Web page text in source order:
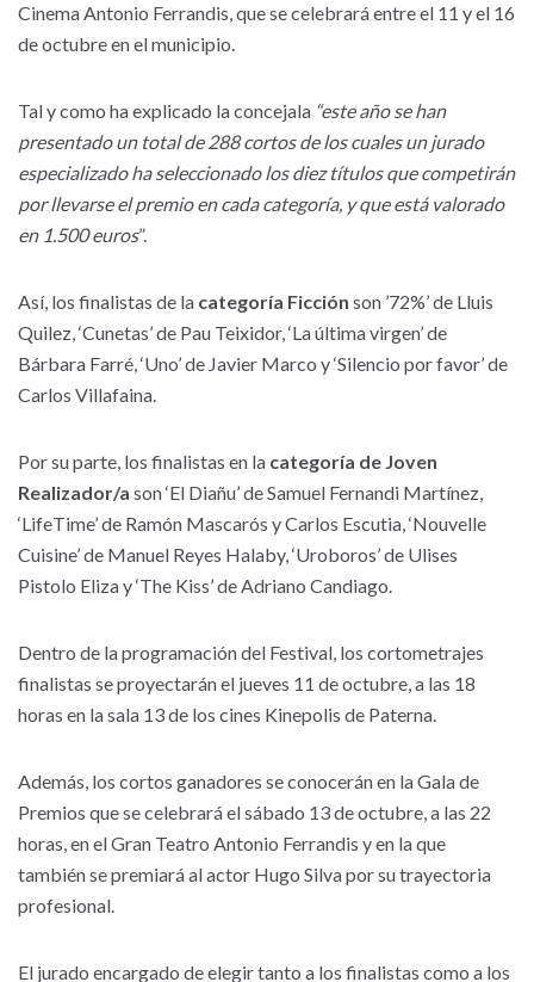
Cinema Antonio Ferrandis, que se celebrará entre el 11 y el 16
de octubre en el municipio.
Tal y como ha explicado la concejala “este año se han
presentado un total de 288 cortos de los cuales un jurado
especializado ha seleccionado los diez títulos que competirán
por llevarse el premio en cada categoría, y que está valorado
en 1.500 euros”.
Así, los finalistas de la categoría Ficción son ’72%’ de Lluis
Quilez, ‘Cunetas’ de Pau Teixidor, ‘La última virgen’ de
Bárbara Farré, ‘Uno’ de Javier Marco y ‘Silencio por favor’ de
Carlos Villafaina.
Por su parte, los finalistas en la categoría de Joven
Realizador/a son ‘El Diañu’ de Samuel Fernandi Martínez,
‘LifeTime’ de Ramón Mascarós y Carlos Escutia, ‘Nouvelle
Cuisine’ de Manuel Reyes Halaby, ‘Uroboros’ de Ulises
Pistolo Eliza y ‘The Kiss’ de Adriano Candiago.
Dentro de la programación del Festival, los cortometrajes
finalistas se proyectarán el jueves 11 de octubre, a las 18
horas en la sala 13 de los cines Kinepolis de Paterna.
Además, los cortos ganadores se conocerán en la Gala de
Premios que se celebrará el sábado 13 de octubre, a las 22
horas, en el Gran Teatro Antonio Ferrandis y en la que
también se premiará al actor Hugo Silva por su trayectoria
profesional.
El jurado encargado de elegir tanto a los finalistas como a los